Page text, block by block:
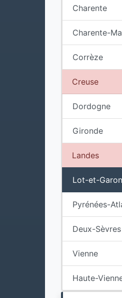
Charente
Charente-
Corrèze
Creuse
Dordogne
Gironde
Landes
Lot-et-
Pyrénées-
Deux-Sèvres
Vienne
Haute-